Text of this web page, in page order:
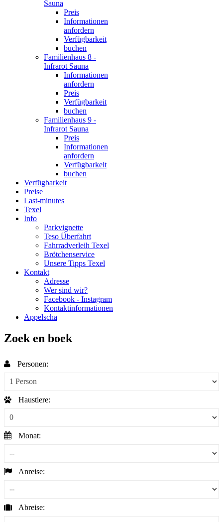
Sauna
Preis
Informationen
anfordern
Verfügbarkeit
buchen
Familienhaus 8 -
Infrarot Sauna
Informationen
anfordern
Preis
Verfügbarkeit
buchen
Familienhaus 9 -
Infrarot Sauna
Preis
Informationen
anfordern
Verfügbarkeit
buchen
Verfügbarkeit
Preise
Last-minutes
Texel
Info
Parkvignette
Teso Überfahrt
Fahrradverleih Texel
Brötchenservice
Unsere Tipps Texel
Kontakt
Adresse
Wer sind wir?
Facebook - Instagram
Kontaktinformationen
Appelscha
Zoek en boek
Personen:
Haustiere:
Monat:
Anreise:
Abreise: